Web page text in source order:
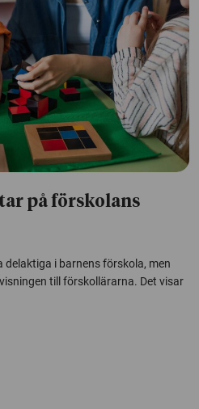
på förskolans
i barnens förskola, men
till förskollärarna. Det visar